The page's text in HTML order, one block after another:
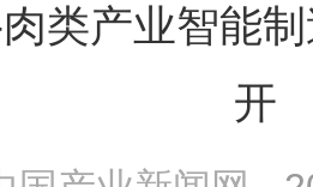
类产业智能
开